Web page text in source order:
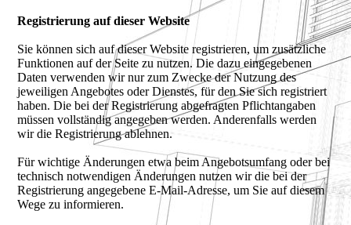
Registrierung auf dieser Website
Sie können sich auf dieser Website registrieren, um zusätzliche
Funktionen auf der Seite zu nutzen. Die dazu eingegebenen
Daten verwenden wir nur zum Zwecke der Nutzung des
jeweiligen Angebotes oder Dienstes, für den Sie sich registriert
haben. Die bei der Registrierung abgefragten Pflichtangaben
müssen vollständig angegeben werden. Anderenfalls werden
wir die Registrierung ablehnen.
Für wichtige Änderungen etwa beim Angebotsumfang oder bei
technisch notwendigen Änderungen nutzen wir die bei der
Registrierung angegebene E-Mail-Adresse, um Sie auf diesem
Wege zu informieren.